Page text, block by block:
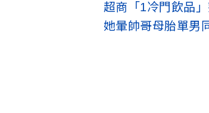
超商「1冷門飲品
她暈帥哥母胎單男